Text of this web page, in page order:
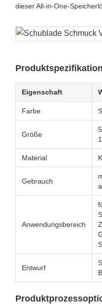
dieser All-in-One-
Eigenschaft
Farbe
Größe
Material
Gebrauch
Anwendungsbereich
Entwurf